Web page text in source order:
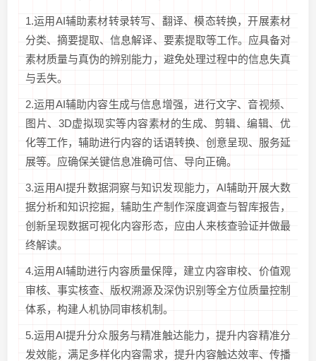
1.运用AI辅助素材转录转写、翻译、模态转换，开展素材
分类、摘要提取、信息解译、要素提取等工作。应具备对
素材质量与真伪的辨别能力，避免处理过程中的信息失真
与丢失。
2.运用AI辅助内容生成与信息增强，进行文字、音视频、
图片、3D虚拟现实等内容素材的生成、剪辑、编辑、优
化等工作，辅助进行内容的话语转换、创意呈现、服务延
展等。应确保关键信息准确可信、导向正确。
3.运用AI提升数据洞察与知识发现能力，AI辅助开展大数
据分析和知识挖掘，辅助生产制作深度调查与智库报告，
创新呈现数据可视化内容形态，应由人来核查验证并做最
终解读。
4.运用AI辅助进行内容质量保障，建立内容审校、价值观
审核、事实核查、版权溯源及深伪识别等全方位质量控制
体系，构建人机协同审核机制。
5.运用AI提升分众服务与精准触达能力，提升内容精准分
发效能，满足多样化内容需求，提升内容触达效率、传播